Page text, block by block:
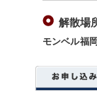
解散場
モンベル福